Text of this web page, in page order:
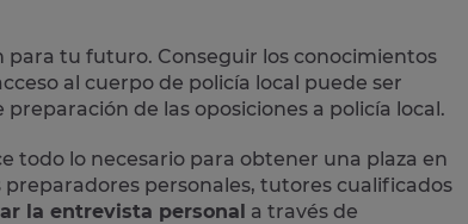
para tu futuro. Conseguir los conocimientos
al cuerpo de policía local puede ser
de las oposiciones a policía local.
todo lo necesario para obtener una plaza en
personales, tutores cualificados
la entrevista personal a través de